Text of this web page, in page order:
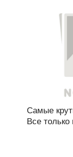
Самые
Все только